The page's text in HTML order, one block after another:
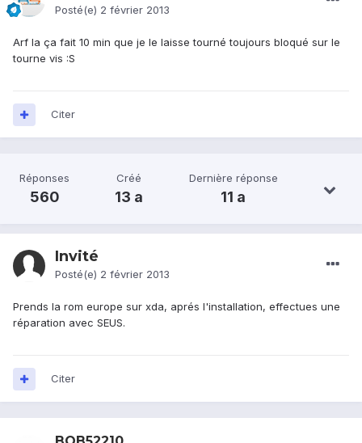
Posté(e) 2 février 2013
Arf la ça fait 10 min que je le laisse tourné toujours bloqué sur le
tourne vis :S
Citer
Réponses
560
Créé
13 a
Dernière réponse
11 a
Invité
Posté(e) 2 février 2013
Prends la rom europe sur xda, aprés l'installation, effectues une
réparation avec SEUS.
Citer